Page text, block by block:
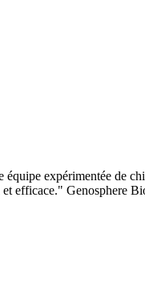
expérimentée de
efficace." Genosphere